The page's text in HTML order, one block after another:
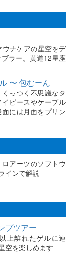
ウナケアの星空をデ
ラー。黄道12星座
〜 包むーん
っつく不思議なタ
ピースやケーブル
には月面をプリン
アーツのソフトウ
インで解説
プツアー
上離れたゲルに連
空を楽しめます